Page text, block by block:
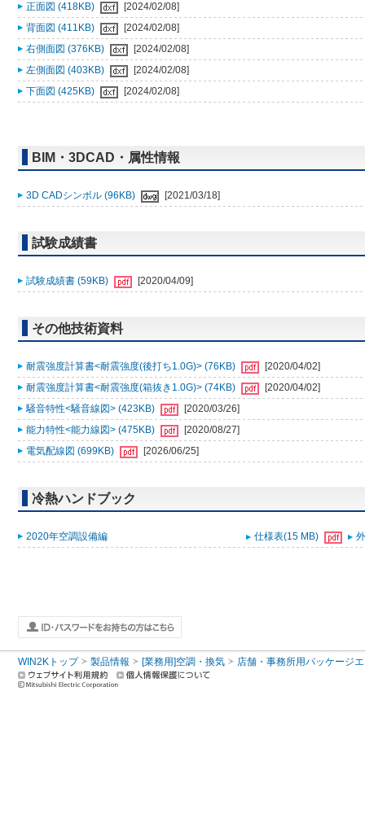
正面図 (418KB)
[2024/02/08]
背面図 (411KB)
[2024/02/08]
右側面図 (376KB)
[2024/02/08]
左側面図 (403KB)
[2024/02/08]
下面図 (425KB)
[2024/02/08]
BIM・3DCAD・属性情報
3D CADシンボル (96KB) [2021/03/18]
試験成績書
試験成績書 (59KB) [2020/04/09]
その他技術資料
耐震強度計算書<耐震強度(後打ち1.0G)> (76KB)
[2020/04/02]
耐震強度計算書<耐震強度(箱抜き1.0G)> (74KB)
[2020/04/02]
騒音特性<騒音線図> (423KB)
[2020/03/26]
能力特性<能力線図> (475KB)
[2020/08/27]
電気配線図 (699KB)
[2026/06/25]
冷熱ハンドブック
2020年空調設備編 仕様表(15 MB)
WIN2Kトップ 製品情報 [業務用]空調・換気 店舗・事務所用パッケージ